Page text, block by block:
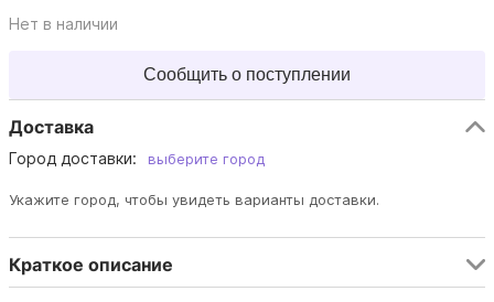
Нет в наличии
Сообщить о поступлении
Доставка
Город доставки: выберите город
Укажите город, чтобы увидеть варианты доставки.
Краткое описание